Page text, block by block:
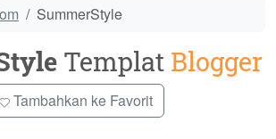
SummerStyle
Templat Blogger
Tambahkan ke Favorit